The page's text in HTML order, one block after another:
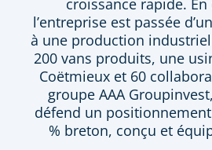
croissance rapide.
l’entreprise est passée
à une production
200 vans produits, une
Coëtmieux et 60
groupe AAA
défend un
% breton, conçu et